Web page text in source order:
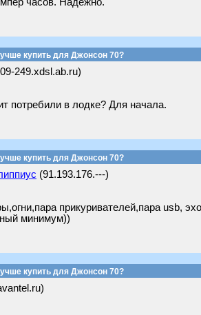
купить для Джонсон 70?
249.xdsl.ab.ru)
потребили в лодке? Для начала.
купить для Джонсон 70?
(91.193.176.---)
прикуривателей,пара usb,
минимум))
купить для Джонсон 70?